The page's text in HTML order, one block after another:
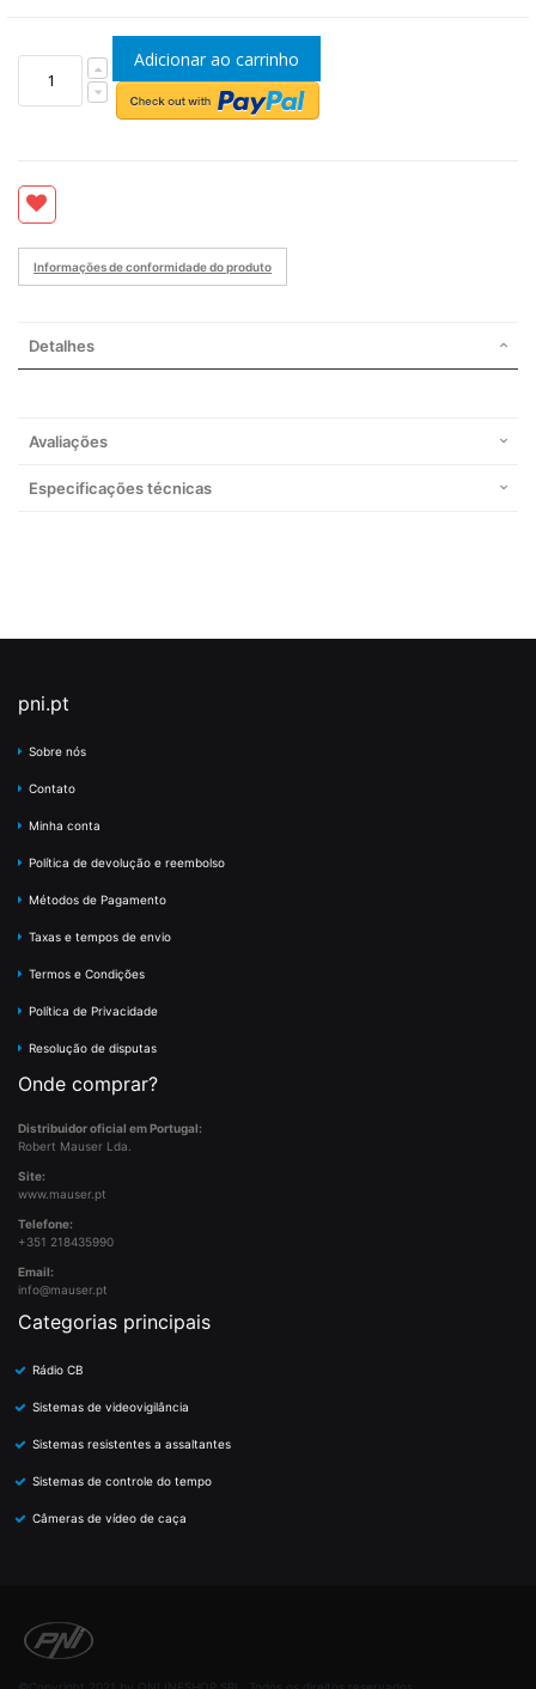
Adicionar ao carrinho
Informações de conformidade do produto
Detalhes
Avaliações
Especificações técnicas
pni.pt
Sobre nós
Contato
Minha conta
Política de devolução e reembolso
Métodos de Pagamento
Taxas e tempos de envio
Termos e Condições
Política de Privacidade
Resolução de disputas
Onde comprar?
Distribuidor oficial em Portugal:
Robert Mauser Lda.
Site:
www.mauser.pt
Telefone:
+351 218435990
Email:
info@mauser.pt
Categorias principais
Rádio CB
Sistemas de videovigilância
Sistemas resistentes a assaltantes
Sistemas de controle do tempo
Câmeras de vídeo de caça